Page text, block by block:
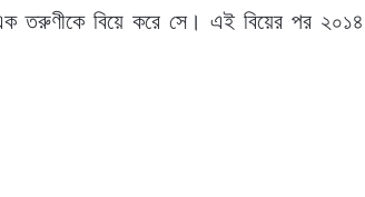
তরুণীকে বিয়ে করে সে। এই বিয়ের পর ২০১৪